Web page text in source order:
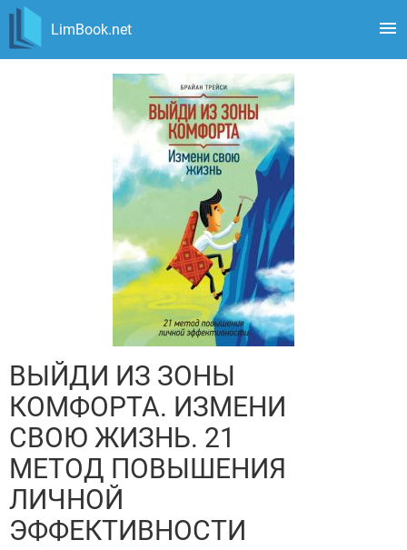
LimBook.net
ВЫЙДИ ИЗ ЗОНЫ
КОМФОРТА. ИЗМЕНИ
СВОЮ ЖИЗНЬ. 21
МЕТОД ПОВЫШЕНИЯ
ЛИЧНОЙ
ЭФФЕКТИВНОСТИ